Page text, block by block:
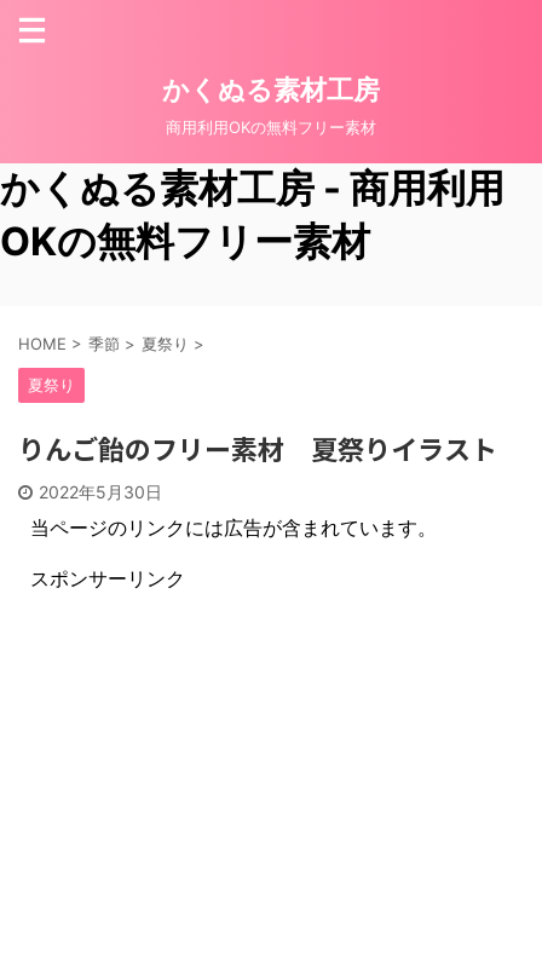
かくぬる素材工房
商用利用OKの無料フリー素材
かくぬる素材工房 - 商用利用
OKの無料フリー素材
HOME > 季節 > 夏祭り >
夏祭り
りんご飴のフリー素材 夏祭りイラスト
2022年5月30日
当ページのリンクには広告が含まれています。
スポンサーリンク